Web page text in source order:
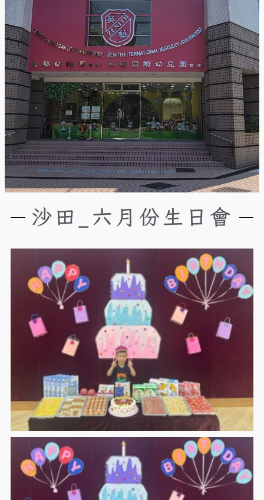
沙田_六月份生日會